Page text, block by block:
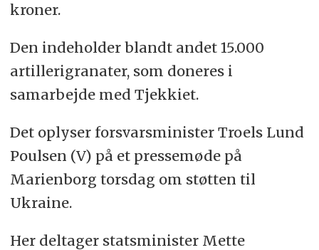
kroner.
Den indeholder blandt andet 15.000
artillerigranater, som doneres i
samarbejde med Tjekkiet.
Det oplyser forsvarsminister Troels Lund
Poulsen (V) på et pressemøde på
Marienborg torsdag om støtten til
Ukraine.
Her deltager statsminister Mette